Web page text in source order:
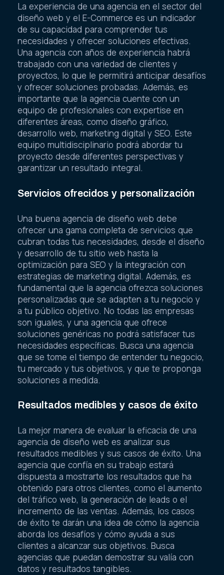
La experiencia de una agencia en el sector del
diseño web y el E-Commerce es un indicador
de su capacidad para comprender tus
necesidades y ofrecer soluciones efectivas.
Una agencia con años de experiencia habrá
trabajado con una variedad de clientes y
proyectos, lo que le permitirá anticipar desafíos
y ofrecer soluciones probadas. Además, es
importante que la agencia cuente con un
equipo de profesionales con expertise en
diferentes áreas, como diseño gráfico,
desarrollo web, marketing digital y SEO. Este
equipo multidisciplinario podrá abordar tu
proyecto desde diferentes perspectivas y
garantizar un resultado integral.
Servicios ofrecidos y personalización
Una buena agencia de diseño web debe
ofrecer una gama completa de servicios que
cubran todas tus necesidades, desde el diseño
y desarrollo de tu sitio web hasta la
optimización para SEO y la integración con
estrategias de marketing digital. Además, es
fundamental que la agencia ofrezca soluciones
personalizadas que se adapten a tu negocio y
a tu público objetivo. No todas las empresas
son iguales, y una agencia que ofrece
soluciones genéricas no podrá satisfacer tus
necesidades específicas. Busca una agencia
que se tome el tiempo de entender tu negocio,
tu mercado y tus objetivos, y que te proponga
soluciones a medida.
Resultados medibles y casos de éxito
La mejor manera de evaluar la eficacia de una
agencia de diseño web es analizar sus
resultados medibles y sus casos de éxito. Una
agencia que confía en su trabajo estará
dispuesta a mostrarte los resultados que ha
obtenido para otros clientes, como el aumento
del tráfico web, la generación de leads o el
incremento de las ventas. Además, los casos
de éxito te darán una idea de cómo la agencia
aborda los desafíos y cómo ayuda a sus
clientes a alcanzar sus objetivos. Busca
agencias que puedan demostrar su valía con
datos y resultados tangibles.